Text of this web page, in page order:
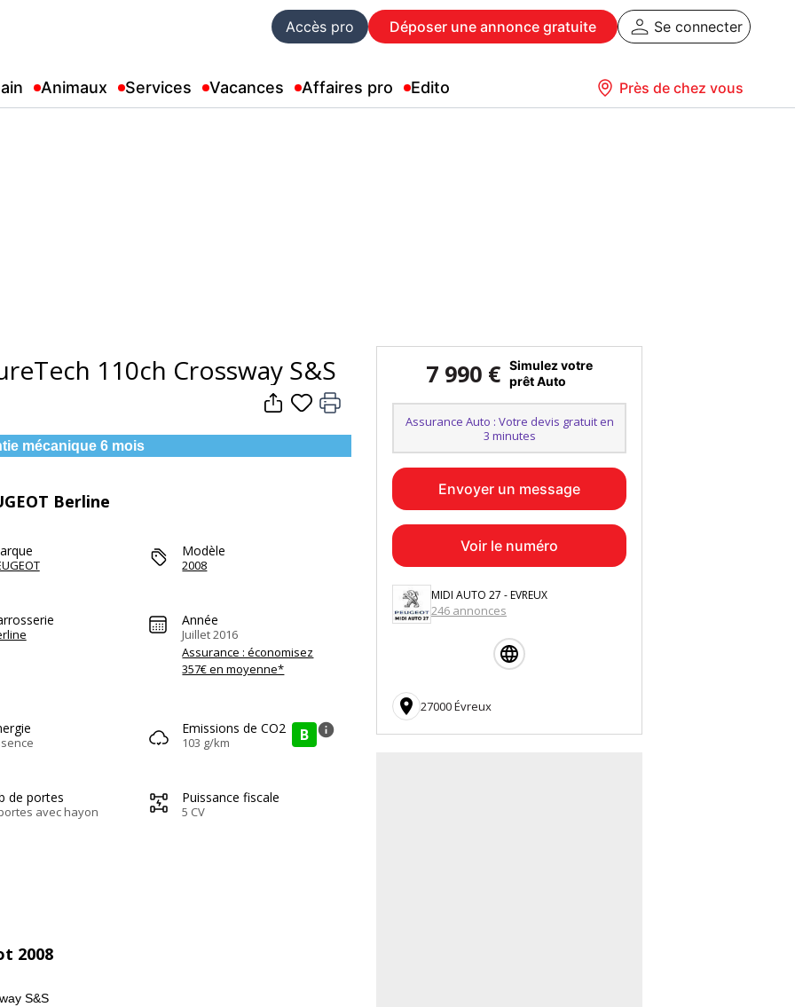
Accès pro Déposer une annonce gratuite Se connecter
Animaux Services Vacances Affaires pro Edito Près de chez vous
110ch Crossway S&S
mécanique 6 mois
Berline
Modèle
2008
Année
Juillet 2016
Assurance : économisez
357€ en moyenne*
Emissions de CO2
103 g/km B info
de portes
avec hayon
Puissance fiscale
5 CV
2008
S&S
7 990 € Simulez votre
prêt Auto
Assurance Auto : Votre devis gratuit en
3 minutes
Envoyer un message
Voir le numéro
MIDI AUTO 27 - EVREUX
246 annonces
 27000 Évreux